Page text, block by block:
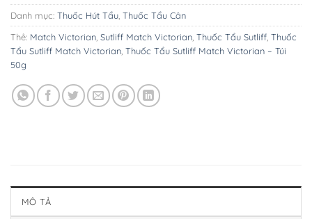
Danh mục: Thuốc Hút Tẩu Thuốc Tẩu Cân
Thẻ: Match Victorian Sutliff Match Victorian Thuốc Tẩu Sutliff Thuốc
Tẩu Sutliff Match Victorian Thuốc Tẩu Sutliff Match Victorian – Túi
50g
MÔ TẢ